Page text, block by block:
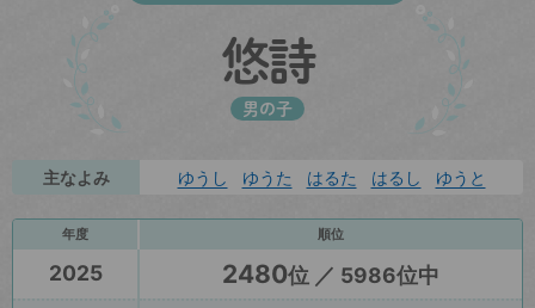
悠詩
男の子
主なよみ ゆうし ゆうた はるた はるし ゆうと
年度 順位
2025 2480位 ／ 5986位中